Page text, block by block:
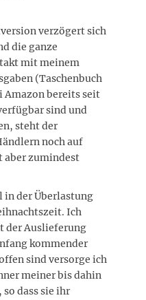
verzögert sich
die ganze
mit meinem
(Taschenbuch
Amazon bereits seit
sind und
steht der
noch auf
aber zumindest
in der Überlastung
Ich
der Auslieferung
kommender
sind versorge ich
meiner bis dahin
dass sie ihr